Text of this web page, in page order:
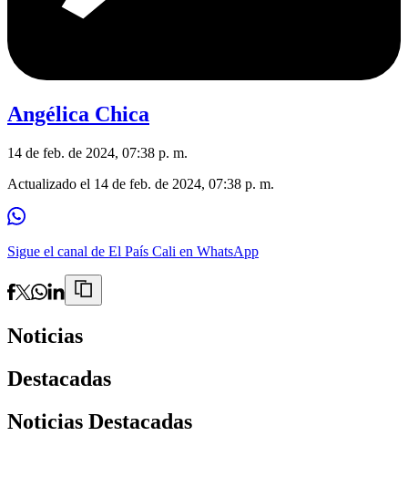
Angélica Chica
14 de feb. de 2024, 07:38 p. m.
Actualizado el 14 de feb. de 2024, 07:38 p. m.
Sigue el canal de El País Cali en WhatsApp
Noticias
Destacadas
Noticias Destacadas